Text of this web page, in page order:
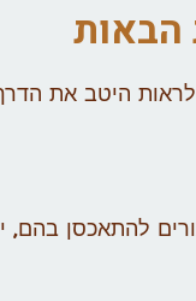
הבאות
להתאכסן בהם,